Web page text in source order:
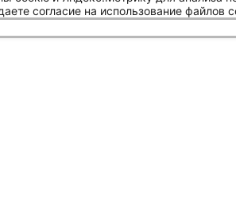
согласие на использование файлов